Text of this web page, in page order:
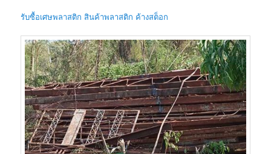
รับซื้อเศษพลาสติก สินค้าพลาสติก ค้างสต็อก